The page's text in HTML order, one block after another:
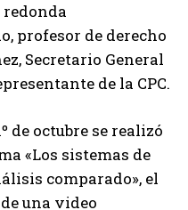
redonda
profesor de derecho
Secretario General
de la CPC.
de octubre se realizó
«Los sistemas de
comparado», el
una video